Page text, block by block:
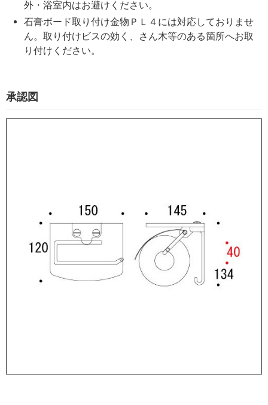
外・浴室内はお避けください。
石膏ボード取り付け金物ＰＬ４には対応しておりませ
ん。取り付けビスの効く、さん木等のある箇所へお取
り付けください。
承認図